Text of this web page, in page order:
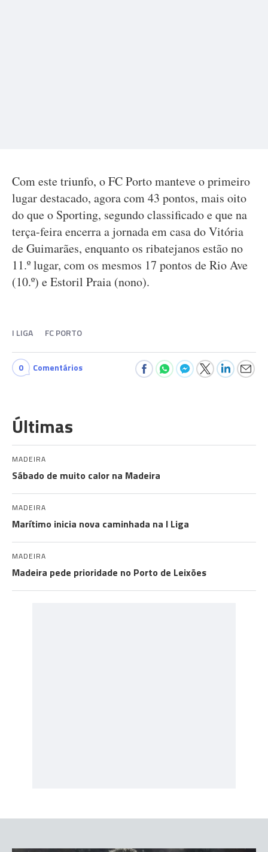
Com este triunfo, o FC Porto manteve o primeiro
lugar destacado, agora com 43 pontos, mais oito
do que o Sporting, segundo classificado e que na
terça-feira encerra a jornada em casa do Vitória
de Guimarães, enquanto os ribatejanos estão no
11.º lugar, com os mesmos 17 pontos de Rio Ave
(10.º) e Estoril Praia (nono).
I LIGA FC PORTO
0 Comentários
Últimas
MADEIRA
Sábado de muito calor na Madeira
MADEIRA
Marítimo inicia nova caminhada na I Liga
MADEIRA
Madeira pede prioridade no Porto de Leixões